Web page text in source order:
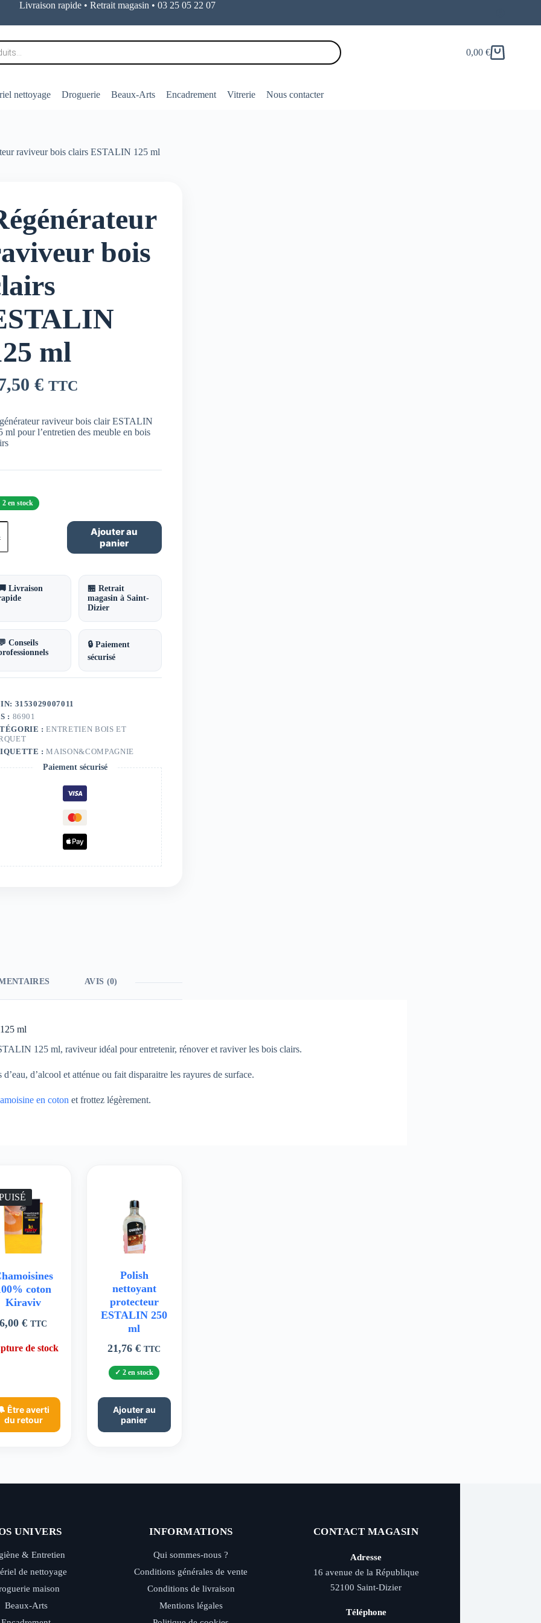
Livraison rapide • Retrait magasin • 03 25 05 22 07
Panier
0,00 €
nettoyage Droguerie Beaux-Arts Encadrement Vitrerie Nous contacter
raviveur bois clairs ESTALIN 125 ml
bois
ml
€ TTC
raviveur bois clair ESTALIN
ml pour l’entretien des meuble en bois
2 en stock
Ajouter au
panier
Livraison
🏪 Retrait
magasin à Saint-
Dizier
Conseils
🔒 Paiement
sécurisé
3153029007011
: 86901
:ENTRETIEN BOIS ET
:MAISON&COMPAGNIE
Paiement sécurisé
AVIS (0)
ml
125 ml, raviveur idéal pour entretenir, rénover et raviver les bois clairs.
d’alcool et atténue ou fait disparaitre les rayures de surface.
en coton et frottez légèrement.
coton
Kiraviv
6,00€ TTC
de stock
Être averti
du retour
Polish
nettoyant
protecteur
ESTALIN 250
ml
21,76€ TTC
2 en stock
Ajouter au
panier
UNIVERS
& Entretien
de nettoyage
maison
Beaux-Arts
INFORMATIONS
Qui sommes-nous ?
Conditions générales de vente
Conditions de livraison
Mentions légales
CONTACT MAGASIN
Adresse
16 avenue de la République
52100 Saint-Dizier
Téléphone